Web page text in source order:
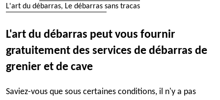
L'art du débarras, Le débarras sans tracas
L'art du débarras peut vous fournir
gratuitement des services de débarras de
grenier et de cave
Saviez-vous que sous certaines conditions, il n'y a pas